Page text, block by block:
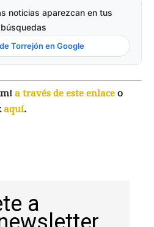
noticias aparezcan en tus
búsquedas
Torrejón en Google
a través de este enlace o
aquí.
a